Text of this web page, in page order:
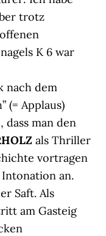
trotz
K 6 war
nach dem
(= Applaus)
man den
als Thriller
vortragen
an.
Saft. Als
am Gasteig